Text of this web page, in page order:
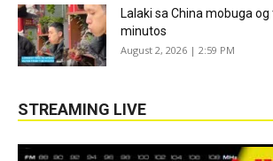
Lalaki sa China mobuga
minutos
August 2, 2026 | 2:59 PM
STREAMING LIVE